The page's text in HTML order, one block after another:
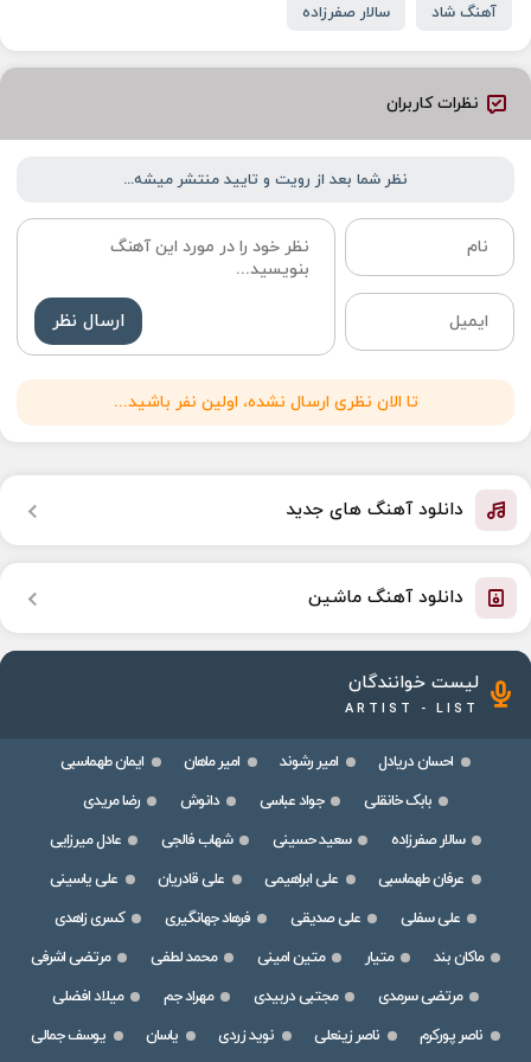
آهنگ شاد سالار صفرزاده
نظرات کاربران
نظر شما بعد از رویت و تایید منتشر میشه...
ارسال نظر
تا الان نظری ارسال نشده، اولین نفر باشید...
دانلود آهنگ های جدید
دانلود آهنگ ماشین
لیست خوانندگان
ARTIST - LIST
احسان دریادل امیر رشوند امیر ماهان
ایمان طهماسبی
بابک خانقلی
جواد عباسی دانوش
رضا مریدی
سالار صفرزاده
سعید حسینی شهاب فالجی
عادل میرزایی
عرفان طهماسبی
علی ابراهیمی علی قادریان
علی یاسینی
علی سفلی
علی صدیقی فرهاد جهانگیری
کسری زاهدی
ماکان بند
متیار متین امینی محمد لطفی
مرتضی اشرفی
مرتضی سرمدی
مجتبی دربیدی مهراد جم
میلاد افضلی
ناصر پورکرم
ناصر زینعلی نوید زردی یاسان
یوسف جمالی